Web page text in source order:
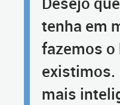
tenha em
fazemos o
existimos.
mais